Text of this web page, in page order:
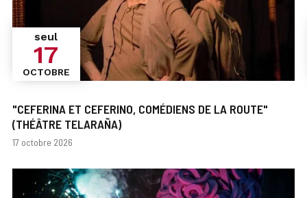
"CEFERINA ET CEFERINO, COMÉDIENS DE LA ROUTE"
(THÉÂTRE TELARAÑA)
seul
17
OCTOBRE
Dates
17 octobre 2026